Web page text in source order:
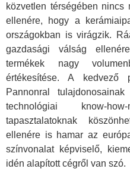
közvetlen térségében nincs
ellenére, hogy a
országokban is virágzik.
gazdasági válság
termékek nagy
értékesítése. A kedvező
Pannonral
technológiai know-
tapasztalatoknak
ellenére is hamar az
színvonalat képviselő,
idén alapított cégről van szó.